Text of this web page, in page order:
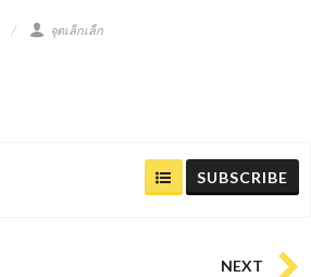
จุดเล็กเล็ก
SUBSCRIBE
NEXT